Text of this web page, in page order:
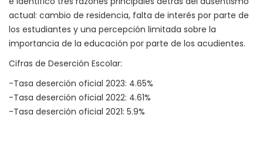
actual: cambio de residencia, falta de interés por parte de
los estudiantes y una percepción limitada sobre la
importancia de la educación por parte de los acudientes.
Cifras de Deserción Escolar:
-Tasa deserción oficial 2023: 4.65%
-Tasa deserción oficial 2022: 4.61%
-Tasa deserción oficial 2021: 5.9%